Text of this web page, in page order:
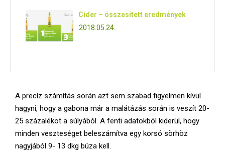
Cider – összesített eredmények
2018.05.24.
A precíz számítás során azt sem szabad figyelmen kívül
hagyni, hogy a gabona már a malátázás során is veszít 20-
25 százalékot a súlyából. A fenti adatokból kiderül, hogy
minden veszteséget beleszámítva egy korsó sörhöz
nagyjából 9- 13 dkg búza kell.